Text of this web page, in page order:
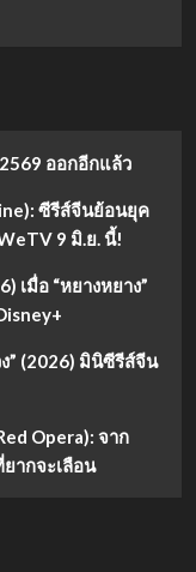
ออกอีกแล้ว
ซีรีส์จีนย้อนยุค
9 มิ.ย. นี้!
เมื่อ “หยางหยาง”
” (2026) มินิซีรีส์จีน
Opera): จาก
ากจะเลือน